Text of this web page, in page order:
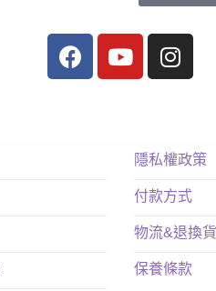
隱私權政策
付款方式
物流&退換
保養條款